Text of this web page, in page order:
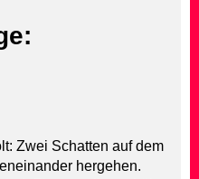
Zwei Schatten auf dem
hergehen.